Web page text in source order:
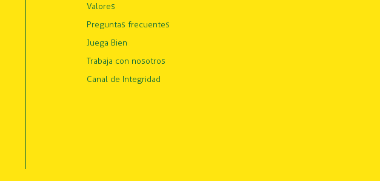
Valores
Preguntas frecuentes
Juega Bien
Trabaja con nosotros
Canal de Integridad